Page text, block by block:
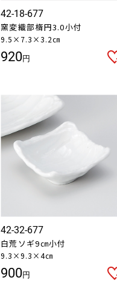
42-18-677
窯変織部楕円3.0小付
9.5×7.3×3.2㎝
920円
42-32-677
白荒ソギ9㎝小付
9.3×9.3×4㎝
900円